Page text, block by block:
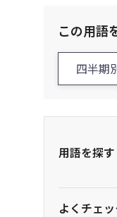
この用語
四半期
用語を探す
よくチェ